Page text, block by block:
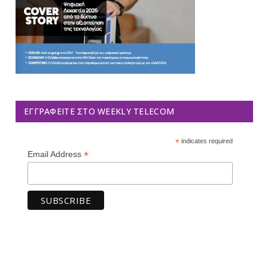
ΕΓΓΡΑΦΕΊΤΕ ΣΤΟ WEEKLY TELECOM
*indicates required
Email Address *